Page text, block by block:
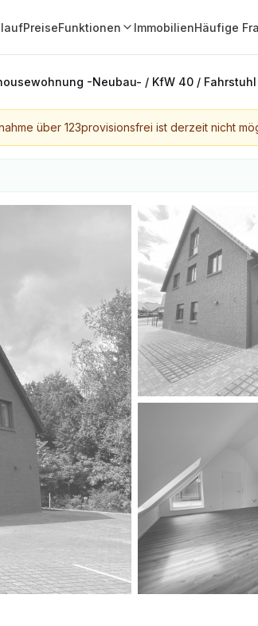
PreiseFunktionen ImmobilienHäufige
-Neubau- / KfW 40 /
über 123provisionsfrei ist derzeit nicht